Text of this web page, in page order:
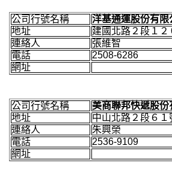
公司行號名稱
洋基通運股份有限
地址
建國北路２段１２
連絡人
張維智
電話
2508-6286
網址
公司行號名稱
美商聯邦快遞股份
地址
中山北路２段６１
連絡人
朱興榮
電話
2536-9109
網址